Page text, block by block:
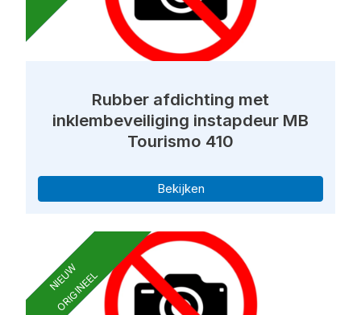
Rubber afdichting met
inklembeveiliging instapdeur MB
Tourismo 410
Bekijken
NIEUW
ORIGINEEL